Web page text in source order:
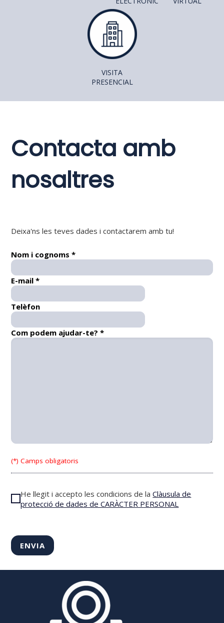
VISITA
PRESENCIAL
Contacta amb
nosaltres
Deixa'ns les teves dades i contactarem amb tu!
Nom i cognoms *
E-mail *
Telèfon
Com podem ajudar-te? *
(*) Camps obligatoris
He llegit i accepto les condicions de laClàusula de
protecció de dades de CARÀCTER PERSONAL